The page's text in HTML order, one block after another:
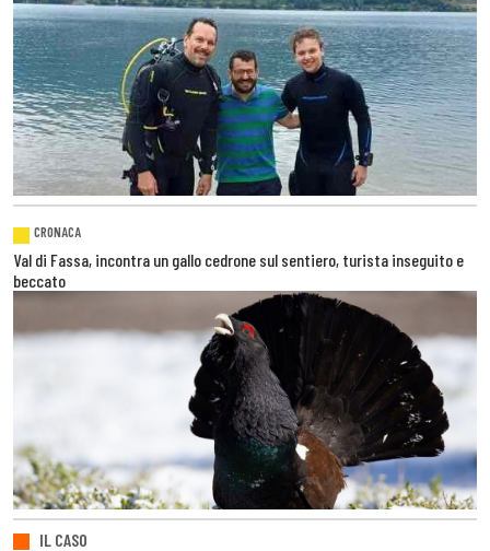
CRONACA
Val di Fassa, incontra un gallo cedrone sul sentiero, turista inseguito e
beccato
IL CASO